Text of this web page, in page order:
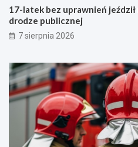
17-latek bez uprawnień
drodze publicznej
7 sierpnia 2026